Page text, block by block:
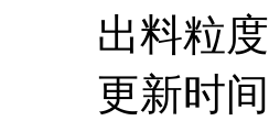
出料粒度
更新时间